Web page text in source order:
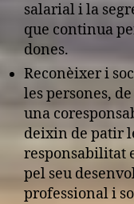
salarial i la
que continua
dones.
Reconèixer i
les persones,
una
deixin de patir
responsabilitat
pel seu
professional i